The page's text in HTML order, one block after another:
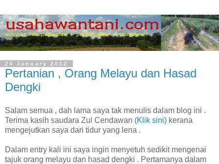
24 January 2012
Pertanian , Orang Melayu dan Hasad
Dengki
Salam semua , dah lama saya tak menulis dalam blog ini .
Terima kasih saudara Zul Cendawan (Klik sini) kerana
mengejutkan saya dari tidur yang lena .
Dalam entry kali ini saya ingin menyetuh sedikit mengenai
tajuk orang melayu dan hasad dengki . Pertamanya dalam